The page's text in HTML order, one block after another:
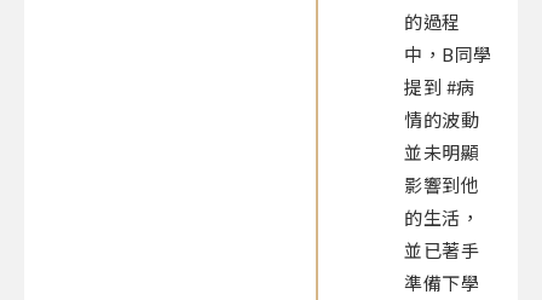
的過程
中，B同學
提到 #病
情的波動
並未明顯
影響到他
的生活，
並已著手
準備下學